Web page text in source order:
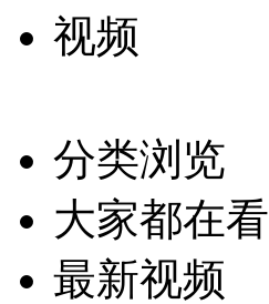
视频
分类浏览
大家都在看
最新视频